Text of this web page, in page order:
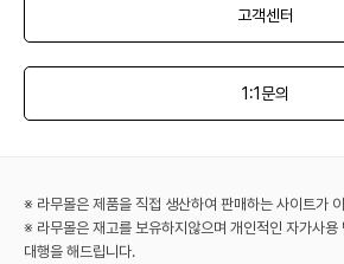
고객센터
1:1문의
※ 라무몰은 제품을 직접 생산하여 판매하는 사이트가
※ 라무몰은 재고를 보유하지않으며 개인적인 자가사용
대행을 해드립니다.